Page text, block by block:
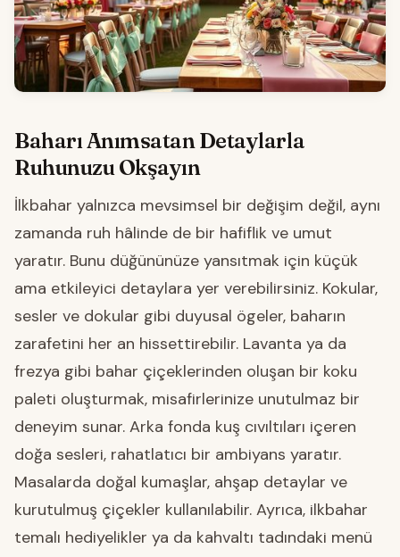
Baharı Anımsatan Detaylarla
Ruhunuzu Okşayın
İlkbahar yalnızca mevsimsel bir değişim değil, aynı
zamanda ruh hâlinde de bir hafiflik ve umut
yaratır. Bunu düğününüze yansıtmak için küçük
ama etkileyici detaylara yer verebilirsiniz. Kokular,
sesler ve dokular gibi duyusal ögeler, baharın
zarafetini her an hissettirebilir. Lavanta ya da
frezya gibi bahar çiçeklerinden oluşan bir koku
paleti oluşturmak, misafirlerinize unutulmaz bir
deneyim sunar. Arka fonda kuş cıvıltıları içeren
doğa sesleri, rahatlatıcı bir ambiyans yaratır.
Masalarda doğal kumaşlar, ahşap detaylar ve
kurutulmuş çiçekler kullanılabilir. Ayrıca, ilkbahar
temalı hediyelikler ya da kahvaltı tadındaki menü